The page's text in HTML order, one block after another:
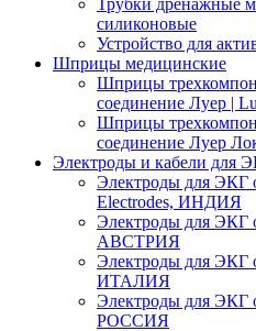
силиконовые
Устройство для
Шприцы медицинские
Шприцы
соединение Луер |
Шприцы
соединение Луер
Электроды и кабели для
Электроды для ЭКГ
Electrodes, ИНДИЯ
Электроды для ЭКГ
АВСТРИЯ
Электроды для ЭКГ
ИТАЛИЯ
Электроды для ЭКГ
РОССИЯ